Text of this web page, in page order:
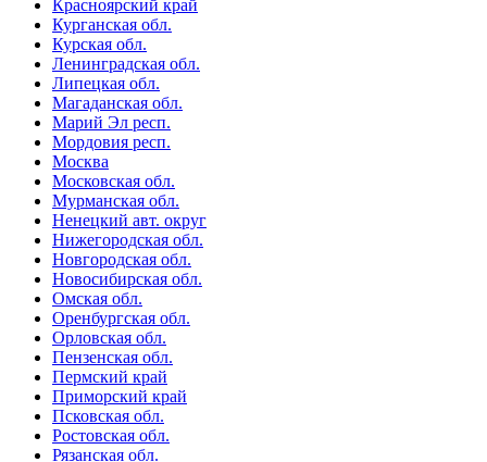
Красноярский край
Курганская обл.
Курская обл.
Ленинградская обл.
Липецкая обл.
Магаданская обл.
Марий Эл респ.
Мордовия респ.
Москва
Московская обл.
Мурманская обл.
Ненецкий авт. округ
Нижегородская обл.
Новгородская обл.
Новосибирская обл.
Омская обл.
Оренбургская обл.
Орловская обл.
Пензенская обл.
Пермский край
Приморский край
Псковская обл.
Ростовская обл.
Рязанская обл.